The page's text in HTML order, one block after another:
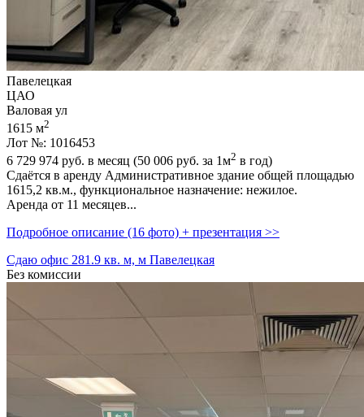
Павелецкая
ЦАО
Валовая ул
1615 м2
Лот №: 1016453
6 729 974 руб. в месяц (50 006 руб. за 1м2 в год)
Сдаётся в аренду Административное здание общей площадью
1615,­2 кв.м.,­ функциональное назначение: нежилое.
Аренда от 11 месяцев...
Подробное описание (16 фото) + презентация >>
Сдаю офис 281.9 кв. м, м Павелецкая
Без комиссии